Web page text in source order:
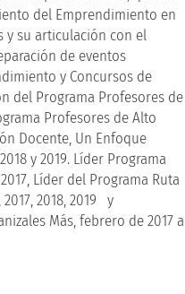
del Emprendimiento en
y su articulación con el
de eventos
y Concursos de
del Programa Profesores de
Profesores de Alto
Docente, Un Enfoque
y 2019. Líder Programa
Líder del Programa Ruta
2018, 2019 y
Más, febrero de 2017 a